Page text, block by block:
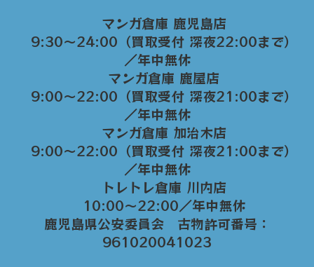
マンガ倉庫 鹿児島店
9:30～24:00（買取受付 深夜22:00まで）
／年中無休
マンガ倉庫 鹿屋店
9:00～22:00（買取受付 深夜21:00まで）
／年中無休
マンガ倉庫 加治木店
9:00〜22:00（買取受付 深夜21:00まで）
／年中無休
トレトレ倉庫 川内店
10:00〜22:00／年中無休
鹿児島県公安委員会 古物許可番号：
961020041023